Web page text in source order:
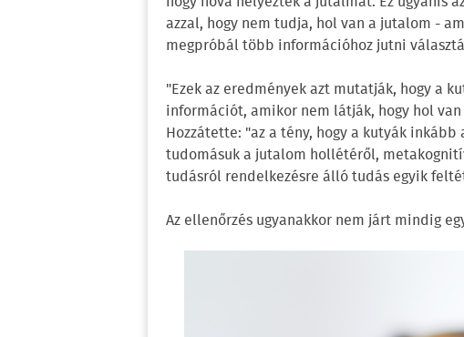
azzal, hogy nem tudja, hol van a jutalom -
megpróbál több információhoz jutni
"Ezek az eredmények azt mutatják, hogy a
információt, amikor nem látják, hogy hol
Hozzátette: "az a tény, hogy a kutyák
tudomásuk a jutalom hollétéről,
tudásról rendelkezésre álló tudás egyik
Az ellenőrzés ugyanakkor nem járt mindig